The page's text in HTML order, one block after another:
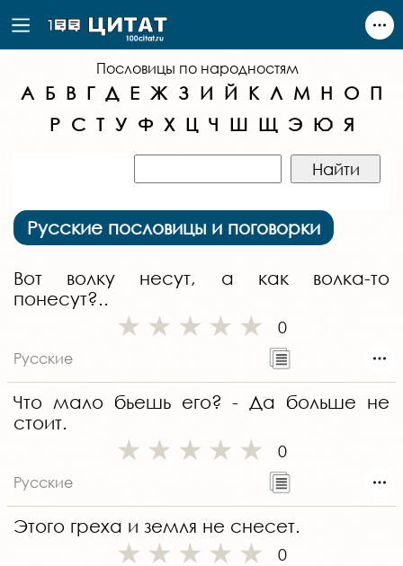
Пословицы по народностям
А Б В Г Д Е Ж З И Й К Л М Н О П
Р С Т У Ф Х Ц Ч Ш Щ Э Ю Я
Русские пословицы и поговорки
Вот волку несут, а как волка-то
понесут?..
0
Русские
Что мало бьешь его? - Да больше не
стоит.
0
Русские
Этого греха и земля не снесет.
0